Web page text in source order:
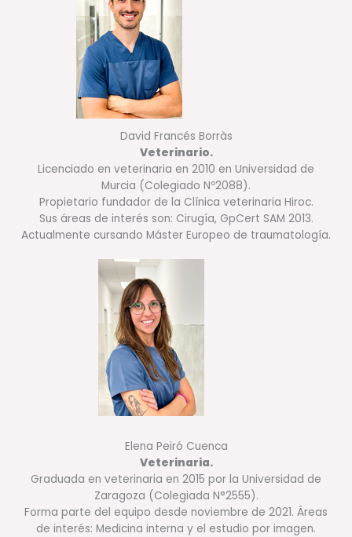
David Francés Borràs
Veterinario.
Licenciado en veterinaria en 2010 en Universidad de
Murcia (Colegiado Nº2088).
Propietario fundador de la Clínica veterinaria Hiroc.
Sus áreas de interés son: Cirugía, GpCert SAM 2013.
Actualmente cursando Máster Europeo de traumatología.
Elena Peiró Cuenca
Veterinaria.
Graduada en veterinaria en 2015 por la Universidad de
Zaragoza (Colegiada N°2555).
Forma parte del equipo desde noviembre de 2021. Áreas
de interés: Medicina interna y el estudio por imagen.